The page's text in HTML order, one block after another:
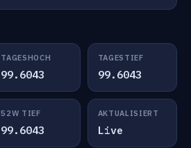
TAGESHOCH
99.6043
TAGESTIEF
99.6043
52W TIEF
99.6043
AKTUALISIERT
Live